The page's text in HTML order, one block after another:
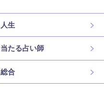
人生
当たる占い師
総合